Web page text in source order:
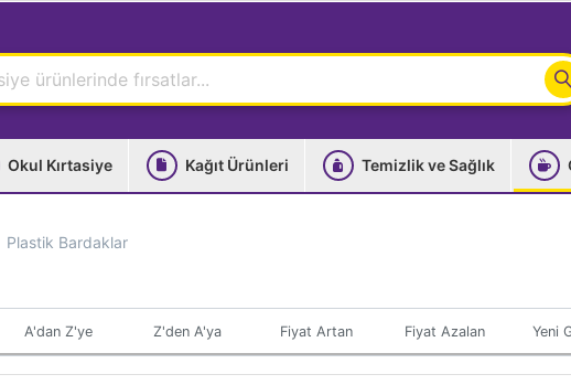
Okul Kırtasiye Kağıt Ürünleri Temizlik ve Sağlık
Plastik Bardaklar
A'dan Z'ye Z'den A'ya Fiyat Artan Fiyat Azalan Yeni